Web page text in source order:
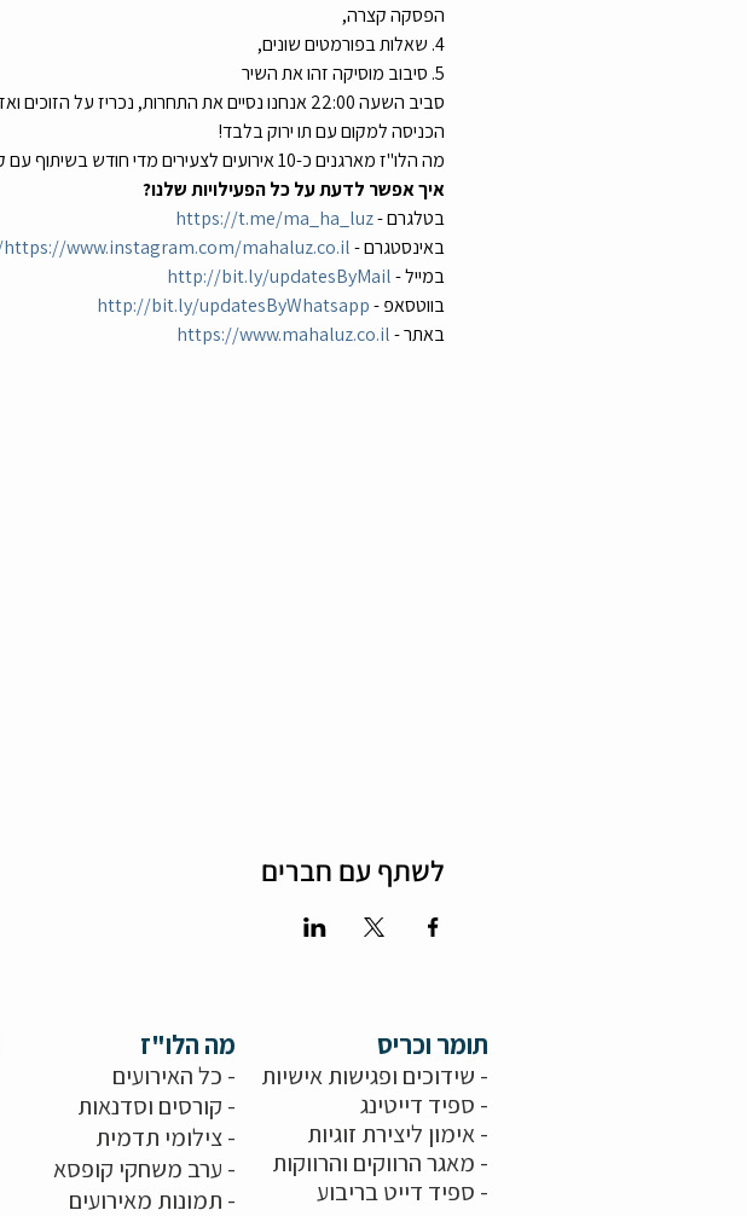
הפסקה קצרה,
4. שאלות בפורמטים שונים,
5. סיבוב מוסיקה זהו את השיר
סביב השעה 22:00 אנחנו נסיים את התחרות, נכריז על הזוכים ואז תוכלו להתמנגל עם שאר יושבי הבר :)
הכניסה למקום עם תו ירוק בלבד!
מה הלו"ז מארגנים כ-10 אירועים לצעירים מדי חודש בשיתוף עם קבוצת הפייסבוק צעירי רמת גן גבעתיים שמונה כ-50,000 חבר'ה.
איך אפשר לדעת על כל הפעילויות שלנו?
בטלגרם - https://t.me/ma_ha_luz
באינסטגרם - https://www.instagram.com/mahaluz.co.il/
במייל - http://bit.ly/updatesByMail
בווטסאפ - http://bit.ly/updatesByWhatsapp
באתר - https://www.mahaluz.co.il
לשתף עם חברים
מה הלו"ז
- כל האירועים
- קורסים וסדנאות
-צילומי תדמית
- ערב משחקי קופסא
- תמונות מאירועים
תומר וכריס
- שידוכים ופגישות אישיות
- ספיד דייטינג
-אימון ליצירת זוגיות
- מאגר הרווקים והרווקות
- ספיד דייט בריבוע